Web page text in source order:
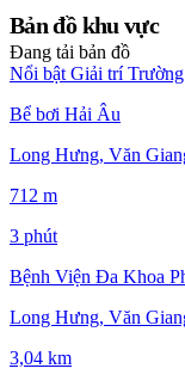
Bản đồ khu vực
Đang tải bản đồ
Nổi bật Giải trí
Bể bơi Hải Âu
Long Hưng, Văn
712 m
3 phút
Bệnh Viện Đa Khoa
Long Hưng, Văn
3,04 km